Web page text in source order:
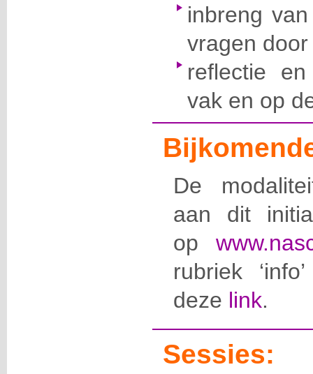
inbreng
vragen
reflectie
vak en op
De
aan dit
op
rubriek
deze link.
Sessies: